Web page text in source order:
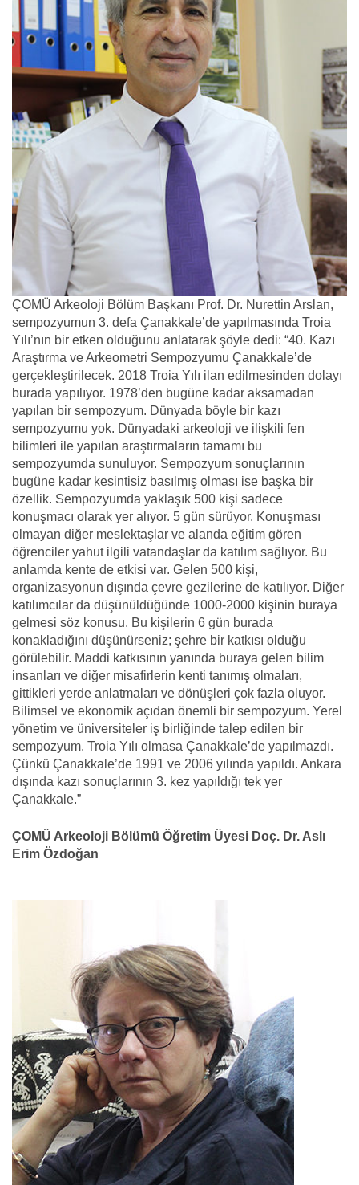
ÇOMÜ Arkeoloji Bölüm Başkanı Prof. Dr. Nurettin Arslan,
sempozyumun 3. defa Çanakkale’de yapılmasında Troia
Yılı’nın bir etken olduğunu anlatarak şöyle dedi: “40. Kazı
Araştırma ve Arkeometri Sempozyumu Çanakkale’de
gerçekleştirilecek. 2018 Troia Yılı ilan edilmesinden dolayı
burada yapılıyor. 1978’den bugüne kadar aksamadan
yapılan bir sempozyum. Dünyada böyle bir kazı
sempozyumu yok. Dünyadaki arkeoloji ve ilişkili fen
bilimleri ile yapılan araştırmaların tamamı bu
sempozyumda sunuluyor. Sempozyum sonuçlarının
bugüne kadar kesintisiz basılmış olması ise başka bir
özellik. Sempozyumda yaklaşık 500 kişi sadece
konuşmacı olarak yer alıyor. 5 gün sürüyor. Konuşması
olmayan diğer meslektaşlar ve alanda eğitim gören
öğrenciler yahut ilgili vatandaşlar da katılım sağlıyor. Bu
anlamda kente de etkisi var. Gelen 500 kişi,
organizasyonun dışında çevre gezilerine de katılıyor. Diğer
katılımcılar da düşünüldüğünde 1000-2000 kişinin buraya
gelmesi söz konusu. Bu kişilerin 6 gün burada
konakladığını düşünürseniz; şehre bir katkısı olduğu
görülebilir. Maddi katkısının yanında buraya gelen bilim
insanları ve diğer misafirlerin kenti tanımış olmaları,
gittikleri yerde anlatmaları ve dönüşleri çok fazla oluyor.
Bilimsel ve ekonomik açıdan önemli bir sempozyum. Yerel
yönetim ve üniversiteler iş birliğinde talep edilen bir
sempozyum. Troia Yılı olmasa Çanakkale’de yapılmazdı.
Çünkü Çanakkale’de 1991 ve 2006 yılında yapıldı. Ankara
dışında kazı sonuçlarının 3. kez yapıldığı tek yer
Çanakkale.”
ÇOMÜ Arkeoloji Bölümü Öğretim Üyesi Doç. Dr. Aslı
Erim Özdoğan